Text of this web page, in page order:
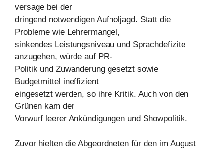
versage bei der
dringend notwendigen Aufholjagd. Statt die
Probleme wie Lehrermangel,
sinkendes Leistungsniveau und Sprachdefizite
anzugehen, würde auf PR-
Politik und Zuwanderung gesetzt sowie
Budgetmittel ineffizient
eingesetzt werden, so ihre Kritik. Auch von den
Grünen kam der
Vorwurf leerer Ankündigungen und Showpolitik.
Zuvor hielten die Abgeordneten für den im August